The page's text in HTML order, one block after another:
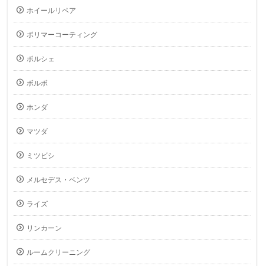
ホイールリペア
ポリマーコーティング
ポルシェ
ボルボ
ホンダ
マツダ
ミツビシ
メルセデス・ベンツ
ライズ
リンカーン
ルームクリーニング